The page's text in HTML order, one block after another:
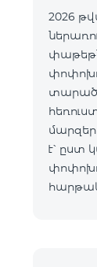
2026
է՝ ըստ